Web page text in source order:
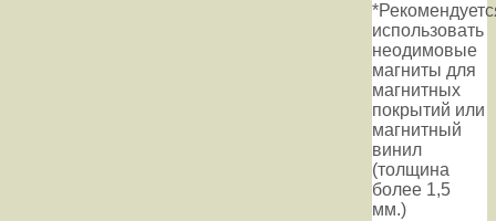
использовать
неодимовые
магниты для
магнитных
покрытий или
магнитный
винил
(толщина
более 1,5
мм.)